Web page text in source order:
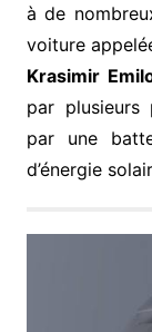
à de
voiture
Krasimir
par plusieurs
par une
d’énergie